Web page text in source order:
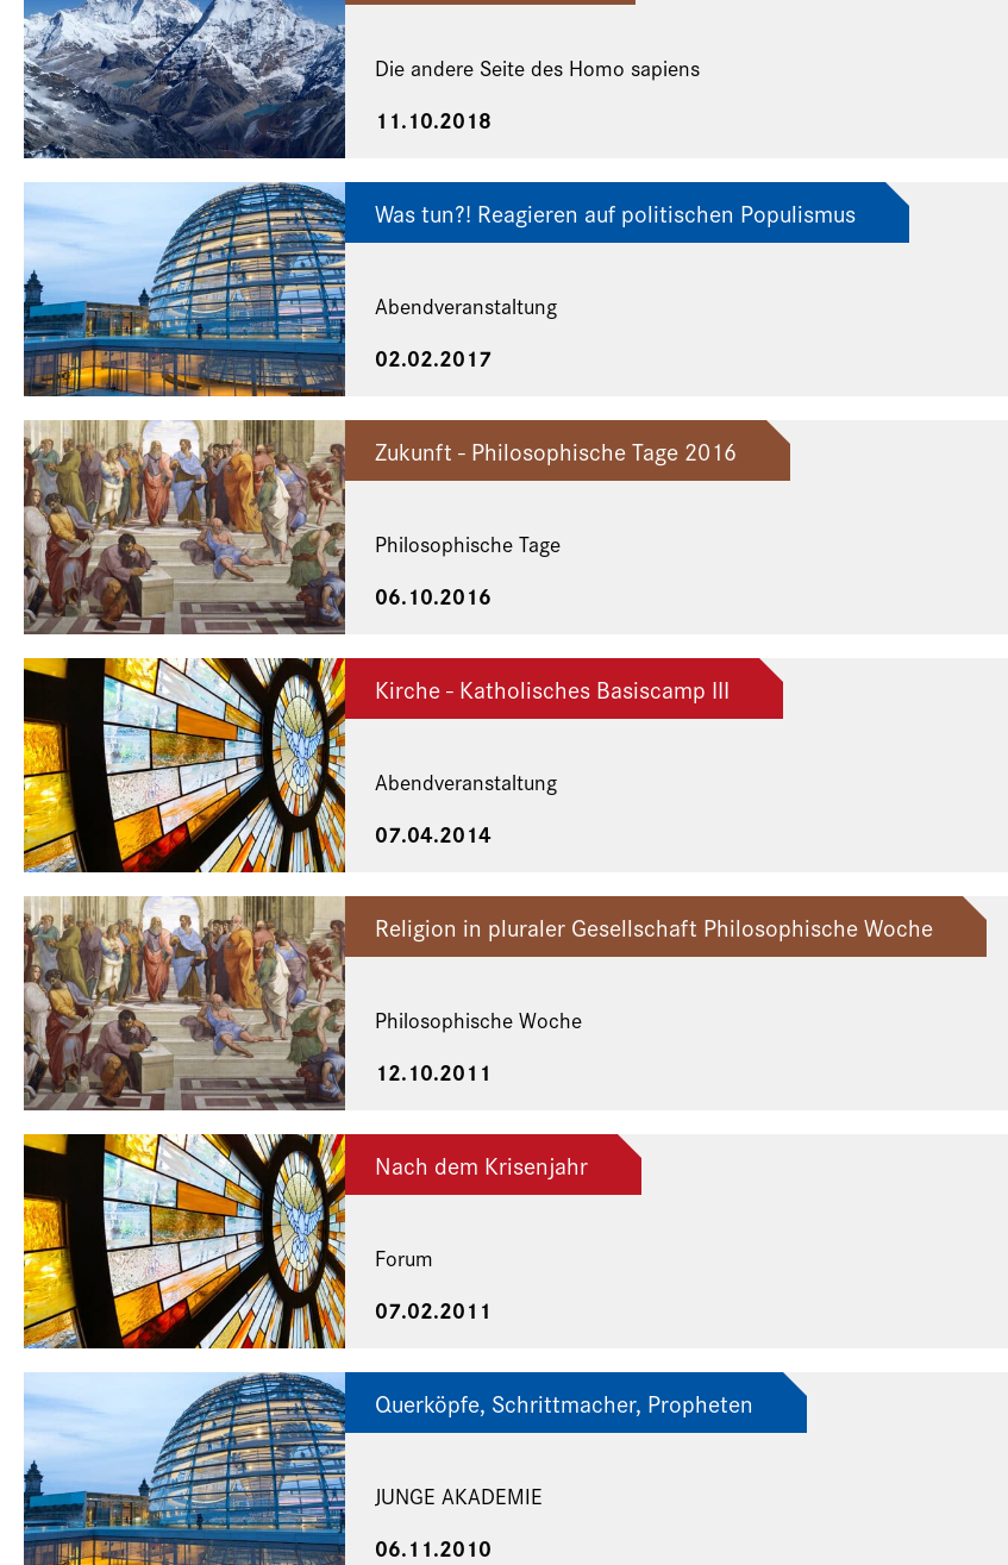
Die andere Seite des Homo sapiens
11.10.2018
Was tun?! Reagieren auf politischen Populismus
Abendveranstaltung
02.02.2017
Zukunft - Philosophische Tage 2016
Philosophische Tage
06.10.2016
Kirche - Katholisches Basiscamp III
Abendveranstaltung
07.04.2014
Religion in pluraler Gesellschaft Philosophische Woche
Philosophische Woche
12.10.2011
Nach dem Krisenjahr
Forum
07.02.2011
Querköpfe, Schrittmacher, Propheten
JUNGE AKADEMIE
06.11.2010